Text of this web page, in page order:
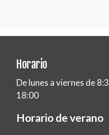
Horario
De lunes a viernes de
18:00
Horario de verano